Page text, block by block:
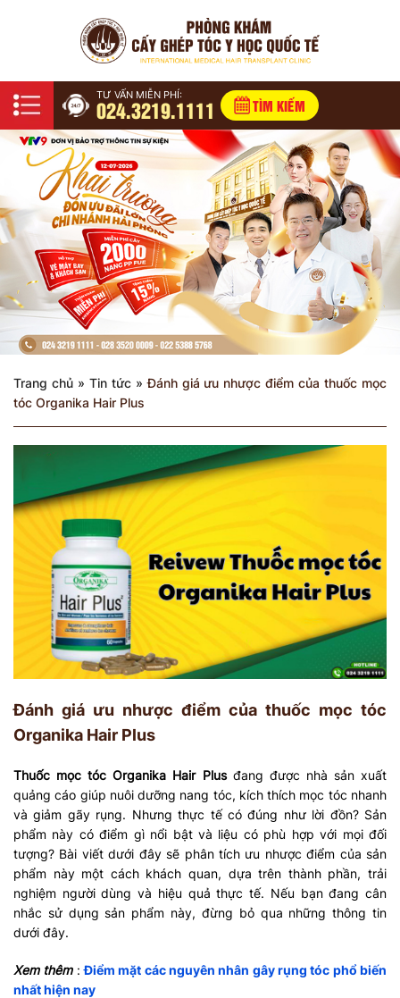
TƯ VẤN MIỄN PHÍ:
024.3219.1111 TÌM KIẾM
Trang chủ» Tin tức»Đánh giá ưu nhược điểm của thuốc mọc
tóc Organika Hair Plus
Đánh giá ưu nhược điểm của thuốc mọc tóc
Organika Hair Plus
Thuốc mọc tóc Organika Hair Plusđang được nhà sản xuất
quảng cáo giúp nuôi dưỡng nang tóc, kích thích mọc tóc nhanh
và giảm gãy rụng. Nhưng thực tế có đúng như lời đồn? Sản
phẩm này có điểm gì nổi bật và liệu có phù hợp với mọi đối
tượng? Bài viết dưới đây sẽ phân tích ưu nhược điểm của sản
phẩm này một cách khách quan, dựa trên thành phần, trải
nghiệm người dùng và hiệu quả thực tế. Nếu bạn đang cân
nhắc sử dụng sản phẩm này, đừng bỏ qua những thông tin
dưới đây.
Xem thêm:Điểm mặt các nguyên nhân gây rụng tóc phổ biến
nhất hiện nay